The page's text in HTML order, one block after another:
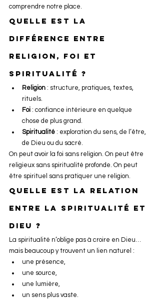
comprendre notre place.
Quelle est la
différence entre
religion, foi et
spiritualité ?
Religion : structure, pratiques, textes,
rituels.
Foi : confiance intérieure en quelque
chose de plus grand.
Spiritualité : exploration du sens, de l’être,
de Dieu ou du sacré.
On peut avoir la foi sans religion. On peut être
religieux sans spiritualité profonde. On peut
être spirituel sans pratiquer une religion.
Quelle est la relation
entre la spiritualité et
Dieu ?
La spiritualité n’oblige pas à croire en Dieu…
mais beaucoup y trouvent un lien naturel :
une présence,
une source,
une lumière,
un sens plus vaste.